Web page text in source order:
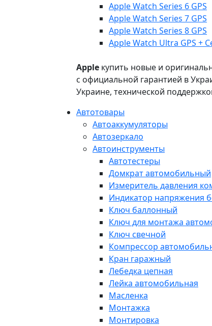
Apple Watch Series 6 GPS
Apple Watch Series 7 GPS
Apple Watch Series 8 GPS
Apple Watch Ultra GPS +
Apple купить новые и
с официальной гарантией в
Украине, технической
Автотовары
Автоаккумуляторы
Автозеркало
Автоинструменты
Автотестеры
Домкрат автомобильный
Измеритель давления
Индикатор напряжения
Ключ баллонный
Ключ для монтажа
Ключ свечной
Компрессор
Кран гаражный
Лебедка цепная
Лейка автомобильная
Масленка
Монтажка
Монтировка